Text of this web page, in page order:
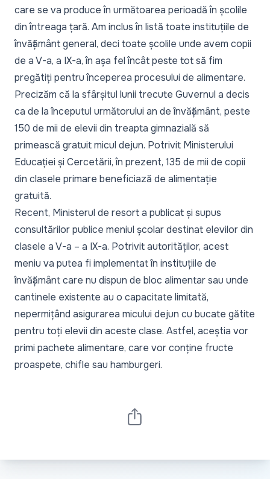
care se va produce în următoarea perioadă în școlile
din întreaga țară. Am inclus în listă toate instituțiile de
învățământ general, deci toate școlile unde avem copii
de a V-a, a IX-a, în așa fel încât peste tot să fim
pregătiți pentru începerea procesului de alimentare.
Precizăm că la sfârșitul lunii trecute Guvernul a decis
ca de la începutul următorului an de învățământ, peste
150 de mii de elevii din treapta gimnazială să
primească gratuit micul dejun. Potrivit Ministerului
Educației și Cercetării, în prezent, 135 de mii de copii
din clasele primare beneficiază de alimentație
gratuită.
Recent, Ministerul de resort a publicat și supus
consultărilor publice meniul școlar destinat elevilor din
clasele a V-a – a IX-a. Potrivit autorităților, acest
meniu va putea fi implementat în instituțiile de
învățământ care nu dispun de bloc alimentar sau unde
cantinele existente au o capacitate limitată,
nepermițând asigurarea micului dejun cu bucate gătite
pentru toți elevii din aceste clase. Astfel, aceștia vor
primi pachete alimentare, care vor conține fructe
proaspete, chifle sau hamburgeri.